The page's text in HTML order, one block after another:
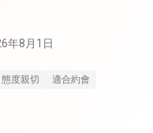
年8月1日
態度親切
適合約會